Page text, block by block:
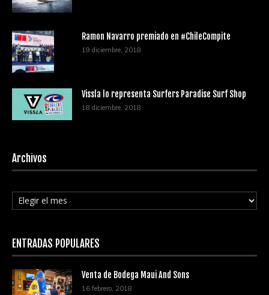
Ramon Navarro premiado en #ChileCompite
19 diciembre, 2018
Vissla lo representa Surfers Paradise Surf Shop
18 diciembre, 2018
Archivos
Archivos
ENTRADAS POPULARES
Venta de Bodega Maui And Sons
16 febrero, 2018